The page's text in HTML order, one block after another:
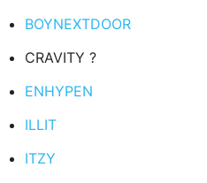
BOYNEXTDOOR
CRAVITY ?
ENHYPEN
ILLIT
ITZY